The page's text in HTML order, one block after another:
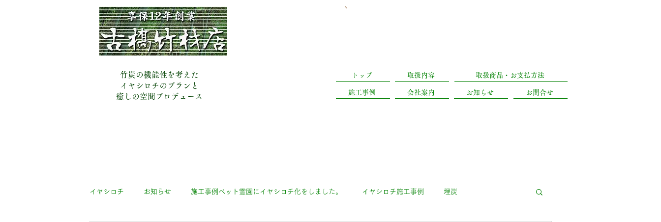
​古橋竹材店
竹炭の機能性を考えた
イヤシロチのプランと
​癒しの空間プロデュース
トップ 取扱内容 取扱商品・お支払方法
施工事例 会社案内 お知らせ お問合せ
イヤシロチ お知らせ 施工事例ペット霊園にイヤシロチ化をしました。 イヤシロチ施工事例 埋炭